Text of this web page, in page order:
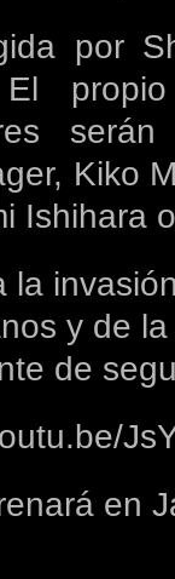
por
El
Kiko
Ishihara
la
y de
de
en